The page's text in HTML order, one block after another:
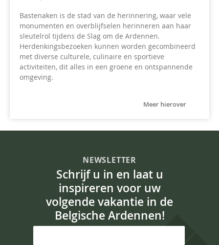
Bastenaken is de stad van de herinnering, waar vele
monumenten en overblijfselen herinneren aan haar
sleutelrol tijdens de Slag om de Ardennen.
Herdenkingsbezoeken kunnen worden gecombineerd
met diverse culturele, culinaire en sportieve
activiteiten, dit alles in een groene en ontspannende
omgeving.
Meer hierover
NEWSLETTER
Schrijf u in en laat u
inspireren voor uw
volgende vakantie in de
Belgische Ardennen!